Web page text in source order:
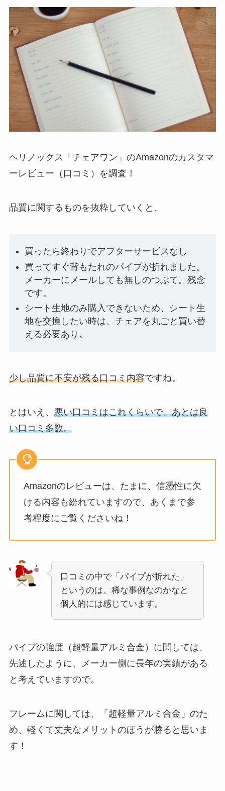
ヘリノックス「チェアワン」のAmazonのカスタマ
ーレビュー（口コミ）を調査！
品質に関するものを抜粋していくと、
買ったら終わりでアフターサービスなし
買ってすぐ背もたれのパイプが折れました。
メーカーにメールしても無しのつぶて。残念
です。
シート生地のみ購入できないため、シート生
地を交換したい時は、チェアを丸ごと買い替
える必要あり。
少し品質に不安が残る口コミ内容ですね。
とはいえ、 悪い口コミはこれくらいで、あとは良
い口コミ多数。
Amazonのレビューは、たまに、信憑性に欠
ける内容も紛れていますので、あくまで参
考程度にご覧くださいね！
口コミの中で「パイプが折れた」
というのは、稀な事例なのかなと
個人的には感じています。
パイプの強度（超軽量アルミ合金）に関しては、
先述したように、メーカー側に長年の実績がある
と考えていますので。
フレームに関しては、「超軽量アルミ合金」のた
め、軽くて丈夫なメリットのほうが勝ると思いま
す！